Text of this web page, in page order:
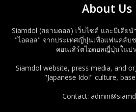
About Us
Siamdol (สยามดอล) เว็บไซต์ และมีเดีย
"ไอดอล" จากประเทศญี่ปุ่นเพื่อแฟนคลับ
คอนเสิร์ตไอดอลญี่ปุ่นในป
Siamdol website, press media, and
"Japanese Idol" culture,
Contact: